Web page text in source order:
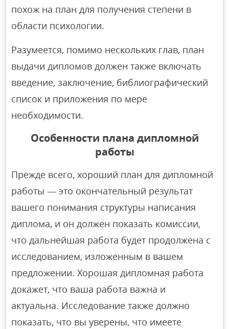
похож на план для получения степени в
области психологии.
Разумеется, помимо нескольких глав, план
выдачи дипломов должен также включать
введение, заключение, библиографический
список и приложения по мере
необходимости.
Особенности плана дипломной
работы
Прежде всего, хороший план для дипломной
работы — это окончательный результат
вашего понимания структуры написания
диплома, и он должен показать комиссии,
что дальнейшая работа будет продолжена с
исследованием, изложенным в вашем
предложении. Хорошая дипломная работа
докажет, что ваша работа важна и
актуальна. Исследование также должно
показать, что вы уверены, что имеете